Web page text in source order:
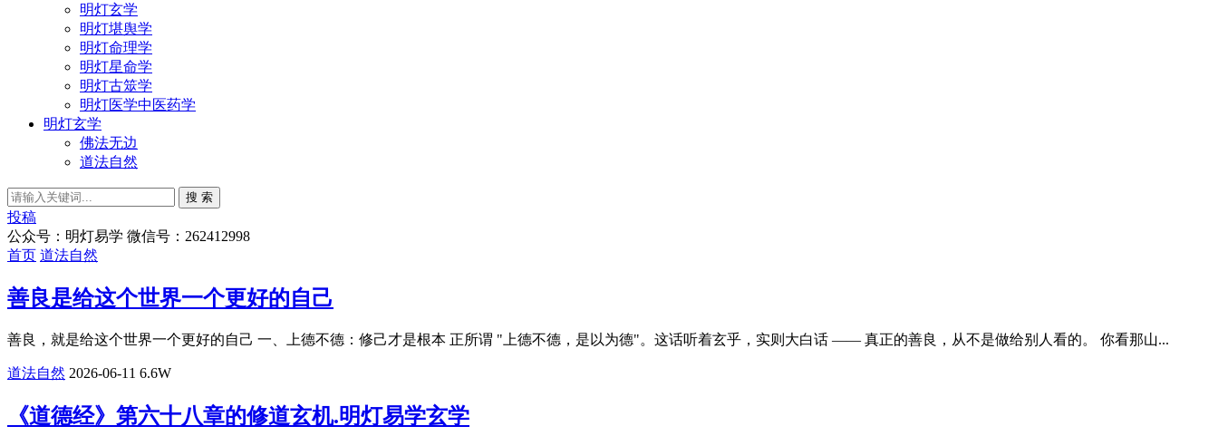
明灯玄学
明灯堪舆学
明灯命理学
明灯星命学
明灯古筮学
明灯医学中医药学
明灯玄学
佛法无边
道法自然
搜 索
投稿
公众号：明灯易学 微信号：262412998
首页 道法自然
善良是给这个世界一个更好的自己
善良，就是给这个世界一个更好的自己 一、上德不德：修己才是根本 正所谓 "上德不德，是以为德"。这话听着玄乎，实则大白话 —— 真正的善良，从不是做给别人看的。 你看那山...
道法自然 2026-06-11 6.6W
《道德经》第六十八章的修道玄机.明灯易学玄学